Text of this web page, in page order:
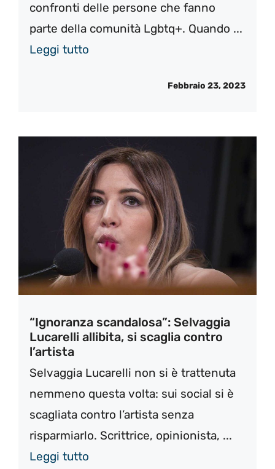
confronti delle persone che fanno
parte della comunità Lgbtq+. Quando ...
Leggi tutto
Febbraio 23, 2023
“Ignoranza scandalosa”: Selvaggia
Lucarelli allibita, si scaglia contro
l’artista
Selvaggia Lucarelli non si è trattenuta
nemmeno questa volta: sui social si è
scagliata contro l’artista senza
risparmiarlo. Scrittrice, opinionista, ...
Leggi tutto